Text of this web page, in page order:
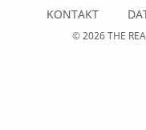
KONTAKT
© 2026THE